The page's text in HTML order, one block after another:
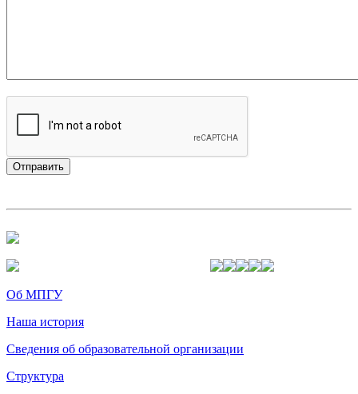
Об МПГУ
Наша история
Сведения об образовательной организации
Структура